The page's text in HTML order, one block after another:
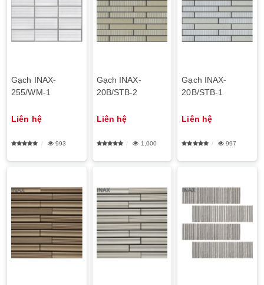
Gạch INAX-
255/WM-1
Liên hệ
993
Gạch INAX-
20B/STB-2
Liên hệ
1,000
Gạch INAX-
20B/STB-1
Liên hệ
997